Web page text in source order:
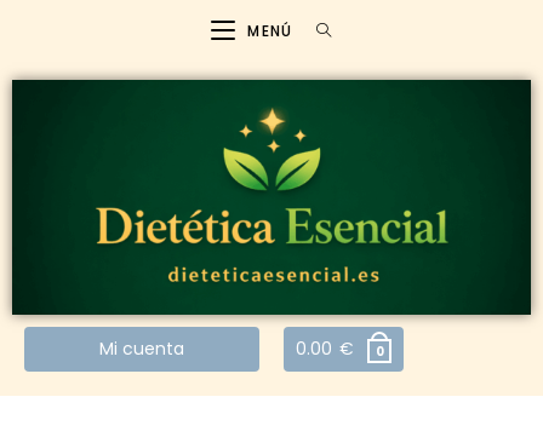
MENÚ
Mi cuenta 0.00 € 0